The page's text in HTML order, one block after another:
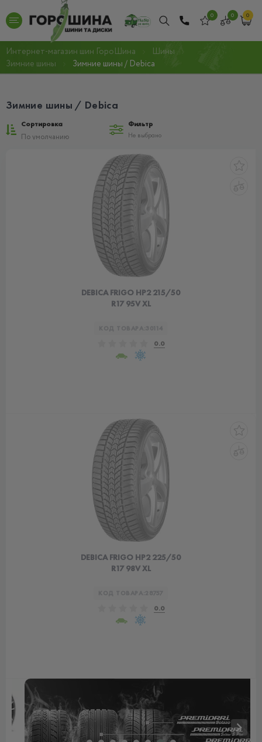
0 0 0
Интернет-магазин шин ГороШина
Шины
Зимние шины
Зимние шины / Debica
Зимние шины / Debica
Сортировка
Фильтр
Не выбрано
DEBICA FRIGO HP2 215/50
R17 95V XL
0.0
DEBICA FRIGO HP2 225/50
R17 98V XL
0.0